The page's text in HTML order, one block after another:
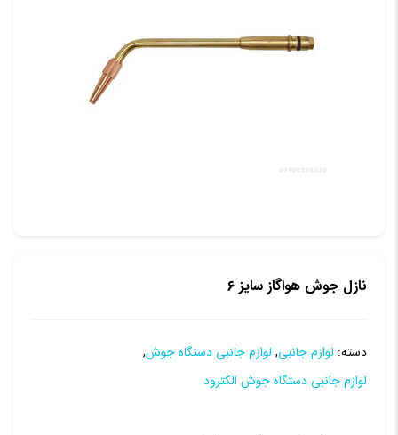
نازل جوش هواگاز سایز ۶
دسته: لوازم جانبی, لوازم جانبی دستگاه جوش,
لوازم جانبی دستگاه جوش الکترود